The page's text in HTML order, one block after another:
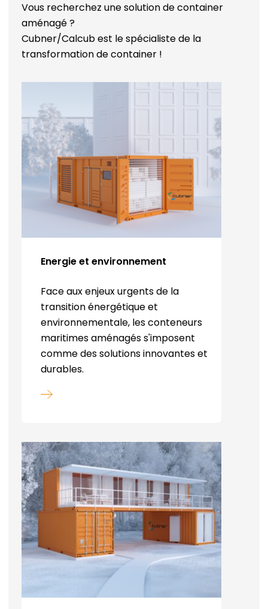
Vous recherchez une solution de container
aménagé ?
Cubner/Calcub est le spécialiste de la
transformation de container !
Energie et environnement
Face aux enjeux urgents de la
transition énergétique et
environnementale, les conteneurs
maritimes aménagés s'imposent
comme des solutions innovantes et
durables.